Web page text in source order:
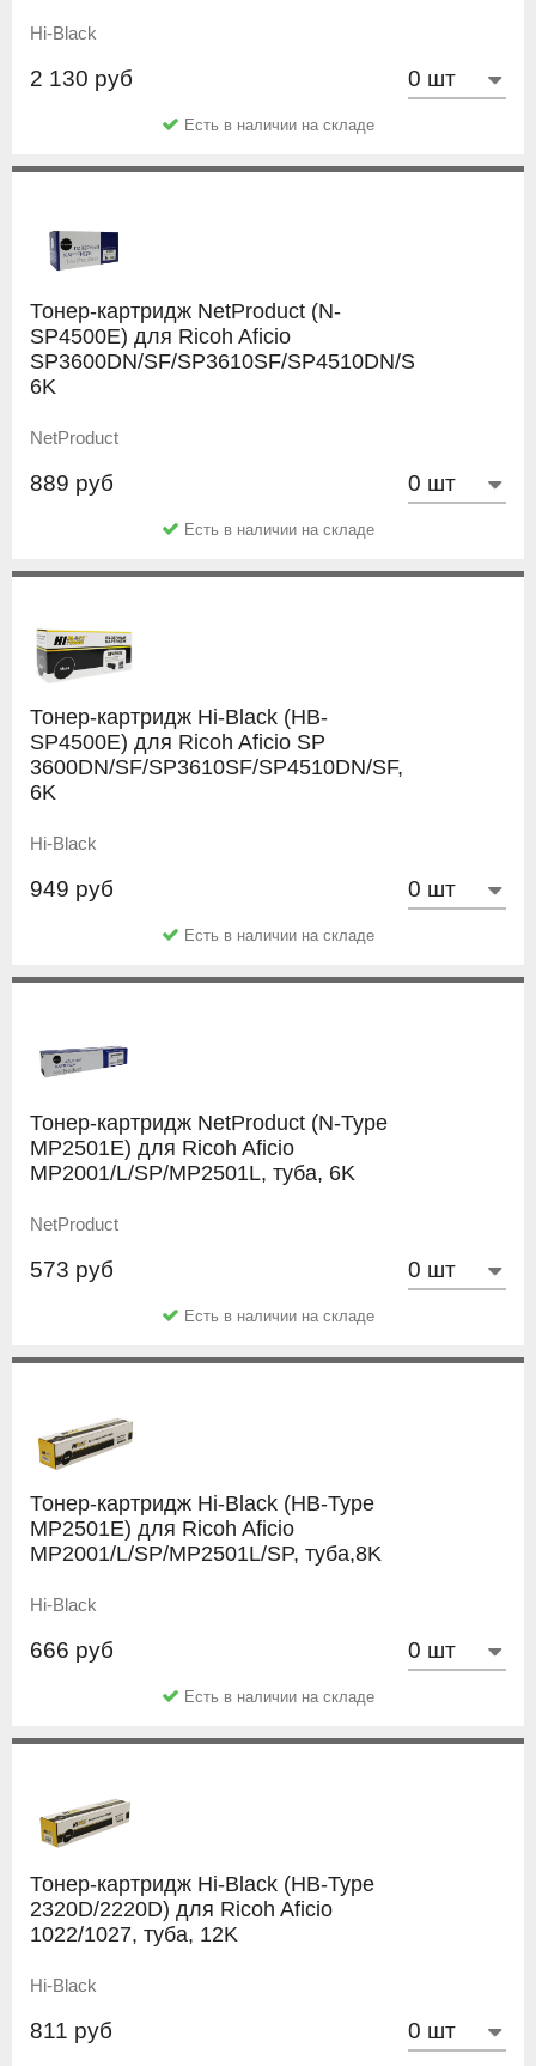
Hi-Black
2 130 руб
Есть в наличии на складе
Тонер-картридж NetProduct (N-
SP4500E) для Ricoh Aficio
SP3600DN/SF/SP3610SF/SP4510DN/SF,
6K
NetProduct
889 руб
Есть в наличии на складе
Тонер-картридж Hi-Black (HB-
SP4500E) для Ricoh Aficio SP
3600DN/SF/SP3610SF/SP4510DN/SF,
6K
Hi-Black
949 руб
Есть в наличии на складе
Тонер-картридж NetProduct (N-Type
MP2501E) для Ricoh Aficio
MP2001/L/SP/MP2501L, туба, 6K
NetProduct
573 руб
Есть в наличии на складе
Тонер-картридж Hi-Black (HB-Type
MP2501E) для Ricoh Aficio
MP2001/L/SP/MP2501L/SP, туба,8K
Hi-Black
666 руб
Есть в наличии на складе
Тонер-картридж Hi-Black (HB-Type
2320D/2220D) для Ricoh Aficio
1022/1027, туба, 12K
Hi-Black
811 руб